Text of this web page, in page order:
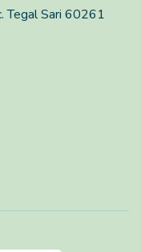
Tegal Sari 60261